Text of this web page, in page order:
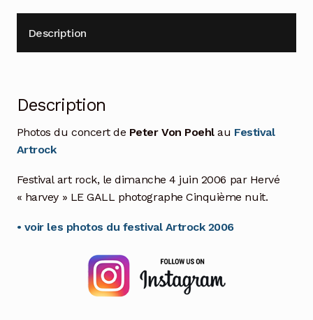
Description
Description
Photos du concert de Peter Von Poehlau Festival
Artrock
Festival art rock, le dimanche 4 juin 2006 par Hervé
« harvey » LE GALL photographe Cinquième nuit.
• voir les photos du festival Artrock 2006